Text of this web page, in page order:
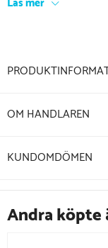
OM HANDLAREN
KUNDOMDÖMEN
Andra köpte